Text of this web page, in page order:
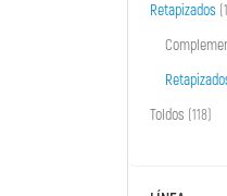
Retapizados
Toldos (118)